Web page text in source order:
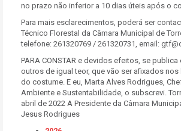
no prazo não inferior a 10 dias úteis após o
Para mais esclarecimentos, poderá ser
Técnico Florestal da Câmara Municipal de
telefone: 261320769 / 261320731, email:
PARA CONSTAR e devidos efeitos, se
outros de igual teor, que vão ser afixados
do costume. E eu, Marta Alves Rodrigues,
Ambiente e Sustentabilidade, o subscrevi.
abril de 2022 A Presidente da Câmara
Jesus Rodrigues